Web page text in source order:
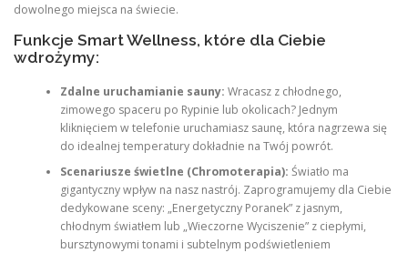
dowolnego miejsca na świecie.
Funkcje Smart Wellness, które dla Ciebie
wdrożymy:
Zdalne uruchamianie sauny: Wracasz z chłodnego,
zimowego spaceru po Rypinie lub okolicach? Jednym
kliknięciem w telefonie uruchamiasz saunę, która nagrzewa się
do idealnej temperatury dokładnie na Twój powrót.
Scenariusze świetlne (Chromoterapia): Światło ma
gigantyczny wpływ na nasz nastrój. Zaprogramujemy dla Ciebie
dedykowane sceny: „Energetyczny Poranek” z jasnym,
chłodnym światłem lub „Wieczorne Wyciszenie” z ciepłymi,
bursztynowymi tonami i subtelnym podświetleniem